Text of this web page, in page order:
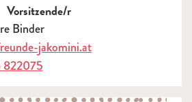
Vorsitzende/r
Binder
jakomini.at
822075